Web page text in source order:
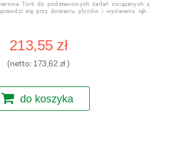
Tork do podstawowych zadań związanych z
się przy ścieraniu płynów i wycieraniu rąk.
213,55 zł
(netto: 173,62 zł)
do koszyka